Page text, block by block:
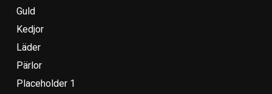
Guld
Kedjor
Läder
Pärlor
Placeholder 1